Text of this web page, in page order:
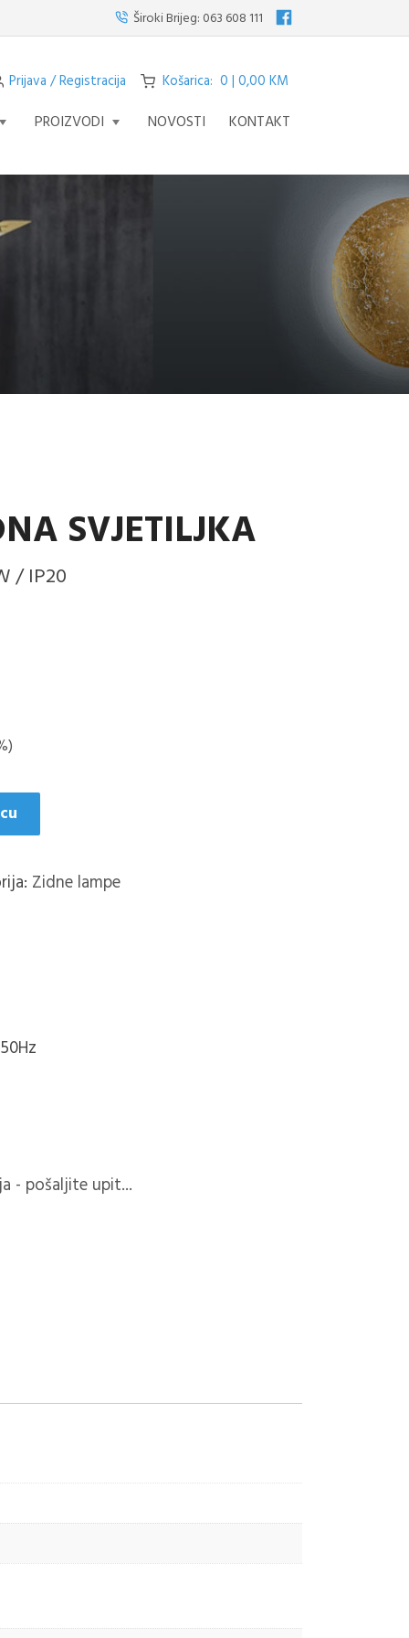
visilicu s četiri svjetla iz serije STREAM – fascinantno remek djelo koje
Široki Brijeg: 063 608 111
Prijava / Registracija Košarica: 0 | 0,00 KM
PROIZVODI NOVOSTI KONTAKT
SVJETILJKA
/ IP20
Zidne lampe
- pošaljite upit...